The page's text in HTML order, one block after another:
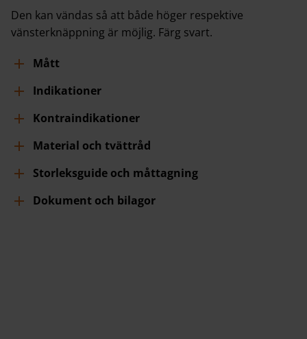
Den kan vändas så att både höger respektive
vänsterknäppning är möjlig. Färg svart.
Mått
Indikationer
Kontraindikationer
Material och tvättråd
Storleksguide och måttagning
Dokument och bilagor